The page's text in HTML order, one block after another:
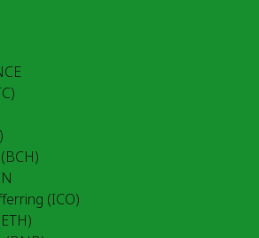
(ICO)